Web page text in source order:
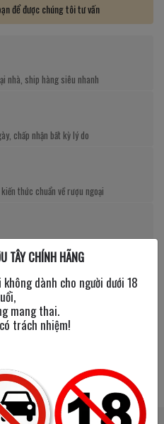
để được chúng tôi tư vấn
nhà, ship hàng siêu nhanh
chấp nhận bất kỳ lý do
thức chuẩn về rượu ngoại
quà cực giá trị
PHẨM ĐÃ XEM
TÂY CHÍNH HÃNG
dành cho người dưới 18
mang thai.
trách nhiệm!